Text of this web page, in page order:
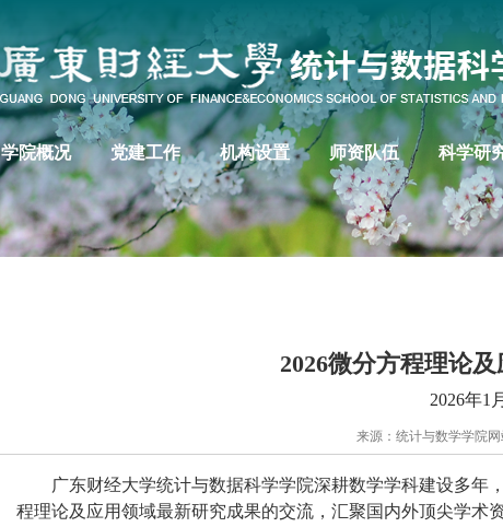
学院概况 党建工作 机构设置 师资队伍 科学研
2026微分方程理论
2026年1
来源：统计与数学学院
广东财经大学统计与数据科学学院深耕数学学科建设多
程理论及应用领域最新研究成果的交流，汇聚国内外顶尖学术